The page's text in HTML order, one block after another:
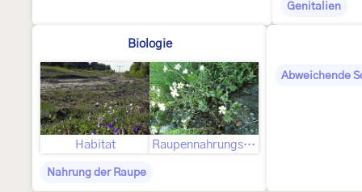
Genitalien
Biologie
Habitat Raupennahrungspflanzen
Nahrung der Raupe
Abweichende